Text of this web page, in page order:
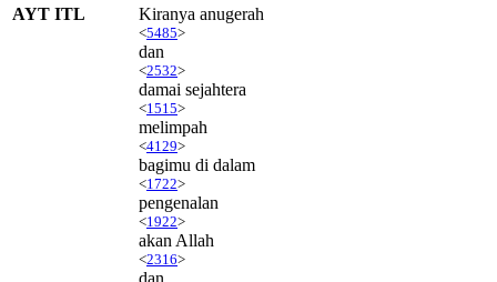
AYT ITL
Kiranya anugerah
<5485>
dan
<2532>
damai sejahtera
<1515>
melimpah
<4129>
bagimu di dalam
<1722>
pengenalan
<1922>
akan Allah
<2316>
dan